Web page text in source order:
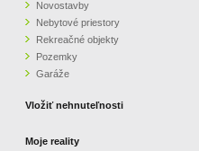
Novostavby
Nebytové priestory
Rekreačné objekty
Pozemky
Garáže
Vložiť nehnuteľnosti
Moje reality